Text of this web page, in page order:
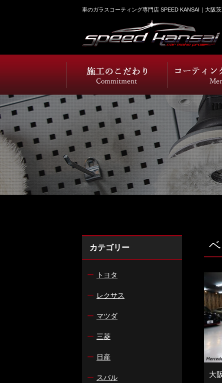
車のガラスコーティング専門店 SPEED KANSAI｜大阪
大
カテゴリー
ー トヨタ
ー レクサス
ー マツダ
ー 三菱
ー 日産
ー スバル